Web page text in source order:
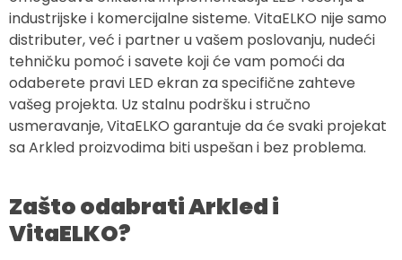
industrijske i komercijalne sisteme. VitaELKO nije samo
distributer, već i partner u vašem poslovanju, nudeći
tehničku pomoć i savete koji će vam pomoći da
odaberete pravi LED ekran za specifične zahteve
vašeg projekta. Uz stalnu podršku i stručno
usmeravanje, VitaELKO garantuje da će svaki projekat
sa Arkled proizvodima biti uspešan i bez problema.
Zašto odabrati Arkled i
VitaELKO?